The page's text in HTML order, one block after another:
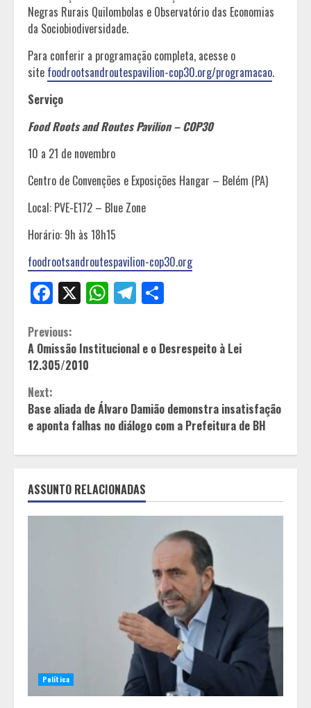
Negras Rurais Quilombolas e Observatório das Economias
da Sociobiodiversidade.
Para conferir a programação completa, acesse o
site foodrootsandroutespavilion-cop30.org/programacao.
Serviço
Food Roots and Routes Pavilion – COP30
10 a 21 de novembro
Centro de Convenções e Exposições Hangar – Belém (PA)
Local: PVE-E172 – Blue Zone
Horário: 9h às 18h15
foodrootsandroutespavilion-cop30.org
Facebook
X WhatsApp
Telegram
Continue
Reading
Previous:
A Omissão Institucional e o Desrespeito à Lei
12.305/2010
Next:
Base aliada de Álvaro Damião demonstra insatisfação
e aponta falhas no diálogo com a Prefeitura de BH
ASSUNTO RELACIONADAS
Política